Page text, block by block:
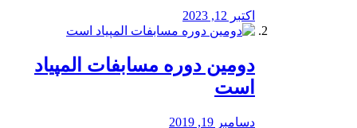
اکتبر 12, 2023
دومین دوره مسابفات المپیاد
است
دسامبر 19, 2019